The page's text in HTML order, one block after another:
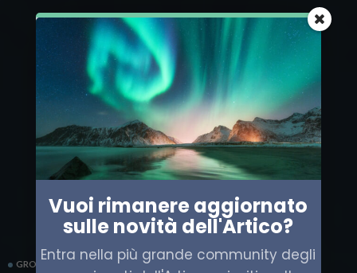
GROENLANDIA POLITICA
Vuoi rimanere aggiornato
sulle novità dell'Artico?
Entra nella più grande community degli